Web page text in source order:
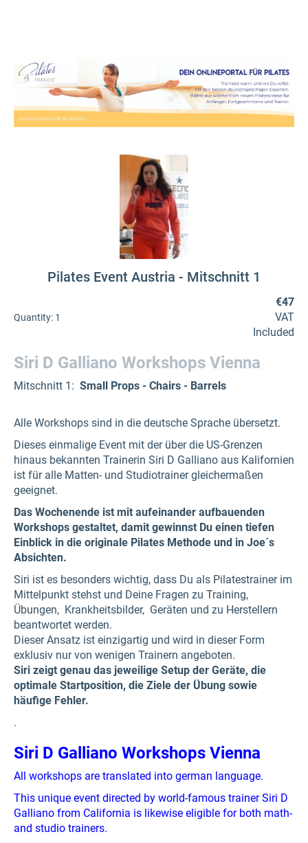
Pilates Event Austria - Mitschnitt 1
Quantity: 1
€47
VAT
Included
Siri D Galliano Workshops Vienna
Mitschnitt 1: Small Props - Chairs - Barrels
Alle Workshops sind in die deutsche Sprache übersetzt.
Dieses einmalige Event mit der über die US-Grenzen
hinaus bekannten Trainerin Siri D Galliano aus Kalifornien
ist für alle Matten- und Studiotrainer gleichermaßen
geeignet.
Das Wochenende ist mit aufeinander aufbauenden
Workshops gestaltet, damit gewinnst Du einen tiefen
Einblick in die originale Pilates Methode und in Joe´s
Absichten.
Siri ist es besonders wichtig, dass Du als Pilatestrainer im
Mittelpunkt stehst und Deine Fragen zu Training,
Übungen, Krankheitsbilder, Geräten und zu Herstellern
beantwortet werden.
Dieser Ansatz ist einzigartig und wird in dieser Form
exklusiv nur von wenigen Trainern angeboten.
Siri zeigt genau das jeweilige Setup der Geräte, die
optimale Startposition, die Ziele der Übung sowie
häufige Fehler.
.
Siri D Galliano Workshops Vienna
All workshops are translated into german language.
This unique event directed by world-famous trainer Siri D
Galliano from California is likewise eligible for both math-
and studio trainers.